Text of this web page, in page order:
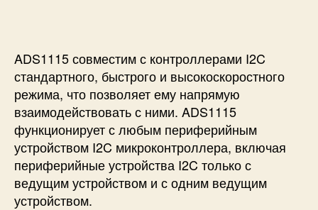
ADS1115 совместим с контроллерами I2C
стандартного, быстрого и высокоскоростного
режима, что позволяет ему напрямую
взаимодействовать с ними. ADS1115
функционирует с любым периферийным
устройством I2C микроконтроллера, включая
периферийные устройства I2C только с
ведущим устройством и с одним ведущим
устройством.